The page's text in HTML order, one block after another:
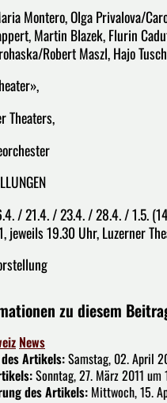
Montero, Olga Privalova/
Martin Blazek, Flurin
Robert Maszl, Hajo
Theaters,
/ 21.4. / 23.4. / 28.4. / 1.5.
jeweils 19.30 Uhr, Luzerner
zu diesem
News
Artikels:Samstag, 02. April
Sonntag, 27. März 2011 um
des Artikels: Mittwoch, 15.